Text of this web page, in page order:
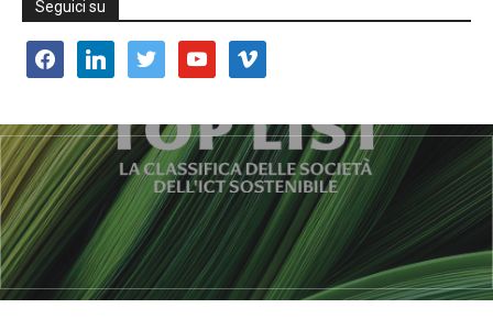
Seguici su
facebooklinkedin twitter youtube vimeo